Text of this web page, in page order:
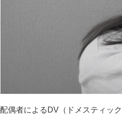
配偶者によるDV（ドメスティッ